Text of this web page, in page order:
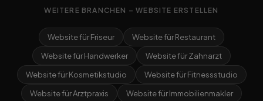
WEITERE BRANCHEN – WEBSITE ERSTELLEN
Website für Friseur
Website für Restaurant
Website für Handwerker
Website für Zahnarzt
Website für Kosmetikstudio
Website für Fitnessstudio
Website für Arztpraxis
Website für Immobilienmakler